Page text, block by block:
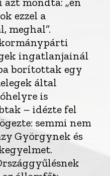
ezzel a
meghal”.
ingatlanjainál
borítottak egy
által
is
– idézte fel
semmi nem
Györgynek és